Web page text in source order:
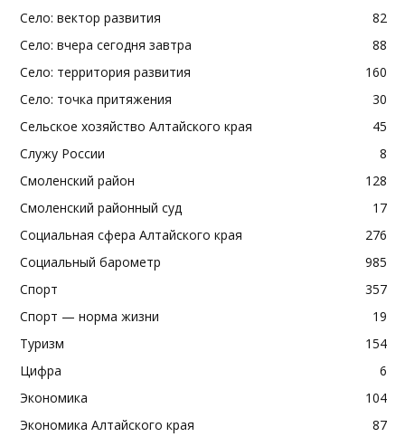
Село: вектор развития
82
Село: вчера сегодня завтра
88
Село: территория развития
160
Село: точка притяжения
30
Сельское хозяйство Алтайского края
45
Служу России
8
Смоленский район
128
Смоленский районный суд
17
Социальная сфера Алтайского края
276
Социальный барометр
985
Спорт
357
Спорт — норма жизни
19
Туризм
154
Цифра
6
Экономика
104
Экономика Алтайского края
87